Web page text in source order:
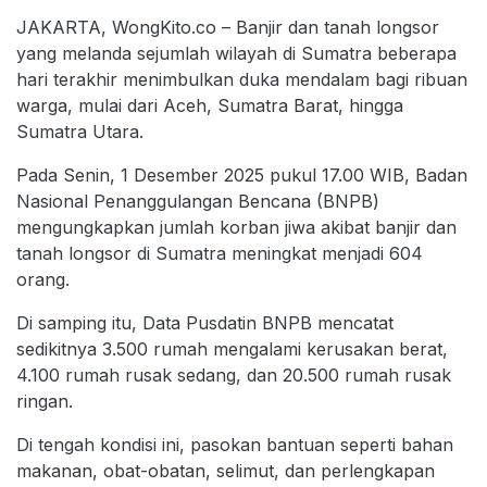
JAKARTA, WongKito.co – Banjir dan tanah longsor
yang melanda sejumlah wilayah di Sumatra beberapa
hari terakhir menimbulkan duka mendalam bagi ribuan
warga, mulai dari Aceh, Sumatra Barat, hingga
Sumatra Utara.
Pada Senin, 1 Desember 2025 pukul 17.00 WIB, Badan
Nasional Penanggulangan Bencana (BNPB)
mengungkapkan jumlah korban jiwa akibat banjir dan
tanah longsor di Sumatra meningkat menjadi 604
orang.
Di samping itu, Data Pusdatin BNPB mencatat
sedikitnya 3.500 rumah mengalami kerusakan berat,
4.100 rumah rusak sedang, dan 20.500 rumah rusak
ringan.
Di tengah kondisi ini, pasokan bantuan seperti bahan
makanan, obat-obatan, selimut, dan perlengkapan